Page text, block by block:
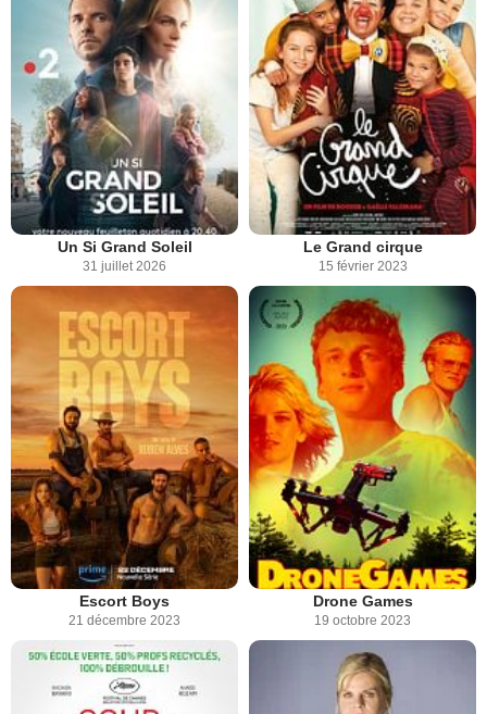
Un Si Grand Soleil
31 juillet 2026
Le Grand cirque
15 février 2023
Escort Boys
21 décembre 2023
Drone Games
19 octobre 2023